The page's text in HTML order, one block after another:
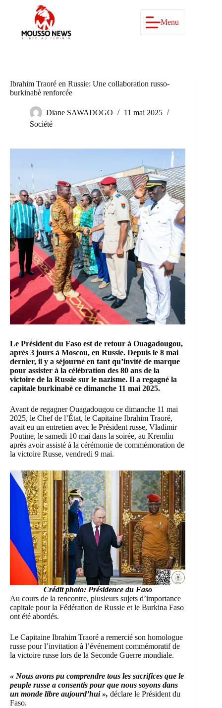
Menu
Ibrahim Traoré en Russie: Une collaboration russo-
burkinabè renforcée
Diane SAWADOGO
11 mai 2025
Société
Le Président du Faso est de retour à Ouagadougou,
après 3 jours à Moscou, en Russie. Depuis le 8 mai
dernier, il y a séjourné en tant qu’invité de marque
pour assister à la célébration des 80 ans de la
victoire de la Russie sur le nazisme. Il a regagné la
capitale burkinabè ce dimanche 11 mai 2025.
Avant de regagner Ouagadougou ce dimanche 11 mai
2025, le Chef de l’État, le Capitaine Ibrahim Traoré,
avait eu un entretien avec le Président russe, Vladimir
Poutine, le samedi 10 mai dans la soirée, au Kremlin
après avoir assisté à la cérémonie de commémoration de
la victoire Russe, vendredi 9 mai.
Crédit photo: Présidence du Faso
Au cours de la rencontre, plusieurs sujets d’importance
capitale pour la Fédération de Russie et le Burkina Faso
ont été abordés.
Le Capitaine Ibrahim Traoré a remercié son homologue
russe pour l’invitation à l’événement commémoratif de
la victoire russe lors de la Seconde Guerre mondiale.
« Nous avons pu comprendre tous les sacrifices que le
peuple russe a consentis pour que nous soyons dans
un monde libre aujourd’hui », déclare le Président du
Faso.